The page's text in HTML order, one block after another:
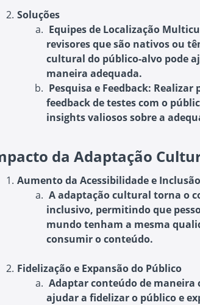
Soluções
Equipes de Localização
revisores que são nativos ou
cultural do público-alvo pode
maneira adequada.
Pesquisa e Feedback: Realizar
feedback de testes com o
insights valiosos sobre a
da Adaptação
Aumento da Acessibilidade e Inclusão
A adaptação cultural torna o
inclusivo, permitindo que
mundo tenham a mesma
consumir o conteúdo.
Fidelização e Expansão do Público
Adaptar conteúdo de
ajudar a fidelizar o público e